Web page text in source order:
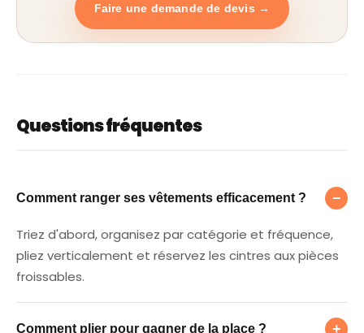
Faire une demande de devis →
Questions fréquentes
Comment ranger ses vêtements
Comment ranger ses vêtements efficacement ? −
Triez d'abord, organisez par catégorie et fréquence,
pliez verticalement et réservez les cintres aux pièces
froissables.
Comment plier pour gagner de la place ?
Comment plier pour gagner de la place ? +